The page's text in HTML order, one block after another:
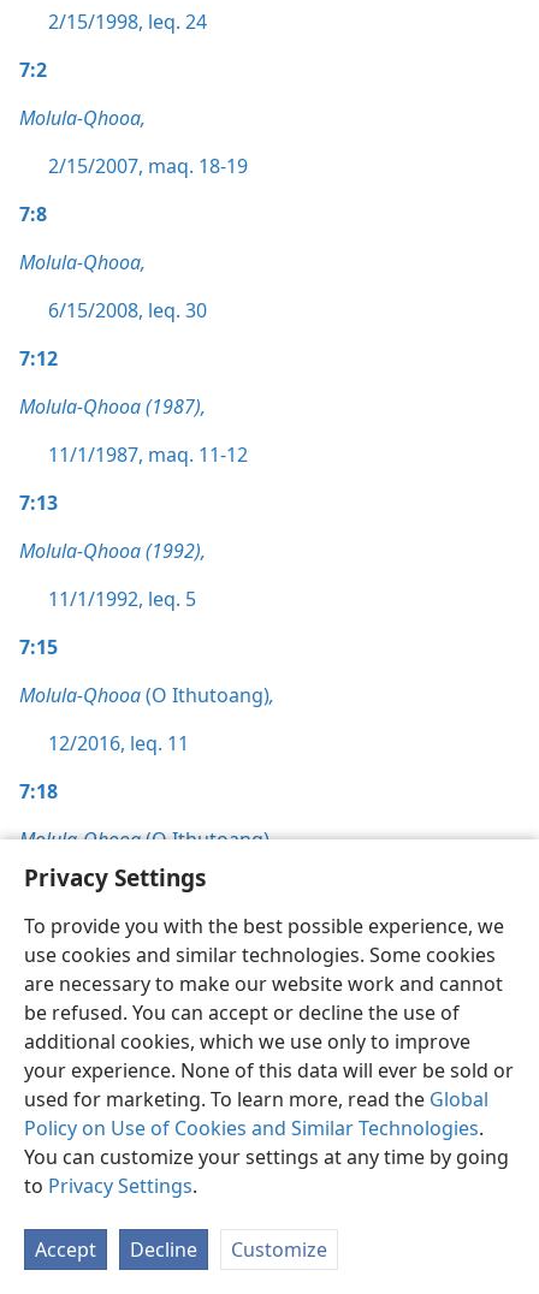
Privacy Settings
To provide you with the best possible experience, we
use cookies and similar technologies. Some cookies
are necessary to make our website work and cannot
be refused. You can accept or decline the use of
additional cookies, which we use only to improve
your experience. None of this data will ever be sold or
used for marketing. To learn more, read the Global
Policy on Use of Cookies and Similar Technologies.
You can customize your settings at any time by going
to Privacy Settings.
Accept Decline Customize
2/15/1998, leq. 24
7:2
Molula-Qhooa,
2/15/2007, maq. 18-19
7:8
Molula-Qhooa,
6/15/2008, leq. 30
7:12
Molula-Qhooa (1987),
11/1/1987, maq. 11-12
7:13
Molula-Qhooa (1992),
11/1/1992, leq. 5
7:15
Molula-Qhooa(O Ithutoang),
12/2016, leq. 11
7:18
Molula-Qhooa(O Ithutoang),
5/2016, leq. 22
Molula-Qhooa (1996),
8/1/1996, maq. 13-14
7:19
Molula-Qhooa,
9/1/1991, leq. 31
7:20
Molula-Qhooa,
5/1/1997, leq. 4